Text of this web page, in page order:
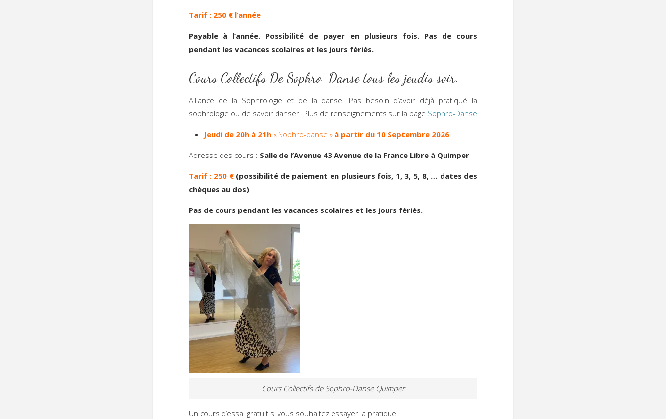
Tarif : 250 € l’année
Payable à l’année. Possibilité de payer en plusieurs fois. Pas de cours
pendant les vacances scolaires et les jours fériés.
Cours Collectifs De Sophro-Danse tous les jeudis soir.
Alliance de la Sophrologie et de la danse. Pas besoin d’avoir déjà pratiqué la
sophrologie ou de savoir danser. Plus de renseignements sur la page Sophro-Danse
Jeudi de 20h à 21h « Sophro-danse » à partir du 10 Septembre 2026
Adresse des cours : Salle de l’Avenue 43 Avenue de la France Libre à Quimper
Tarif : 250 €(possibilité de paiement en plusieurs fois, 1, 3, 5, 8, … dates des
chèques au dos)
Pas de cours pendant les vacances scolaires et les jours fériés.
Cours Collectifs de Sophro-Danse Quimper
Un cours d’essai gratuit si vous souhaitez essayer la pratique.